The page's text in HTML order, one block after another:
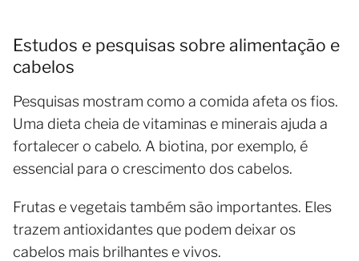
Estudos e pesquisas sobre alimentação e
cabelos
Pesquisas mostram como a comida afeta os fios.
Uma dieta cheia de vitaminas e minerais ajuda a
fortalecer o cabelo. A biotina, por exemplo, é
essencial para o crescimento dos cabelos.
Frutas e vegetais também são importantes. Eles
trazem antioxidantes que podem deixar os
cabelos mais brilhantes e vivos.